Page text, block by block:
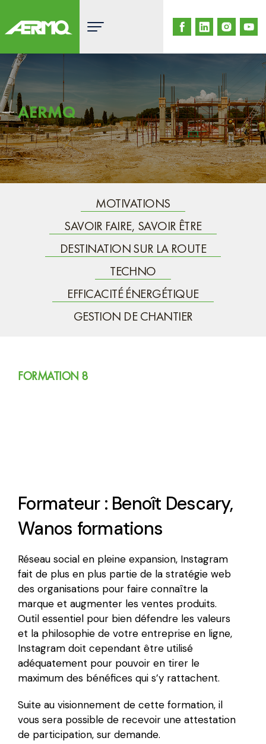
content
AERMQ
MOTIVATIONS
SAVOIR FAIRE, SAVOIR ÊTRE
DESTINATION SUR LA ROUTE
TECHNO
EFFICACITÉ ÉNERGÉTIQUE
GESTION DE CHANTIER
FORMATION 8
Formateur : Benoît Descary,
Wanos formations
Réseau social en pleine expansion, Instagram
fait de plus en plus partie de la stratégie web
des organisations pour faire connaître la
marque et augmenter les ventes produits.
Outil essentiel pour bien défendre les valeurs
et la philosophie de votre entreprise en ligne,
Instagram doit cependant être utilisé
adéquatement pour pouvoir en tirer le
maximum des bénéfices qui s’y rattachent.
Suite au visionnement de cette formation, il
vous sera possible de recevoir une attestation
de participation, sur demande.